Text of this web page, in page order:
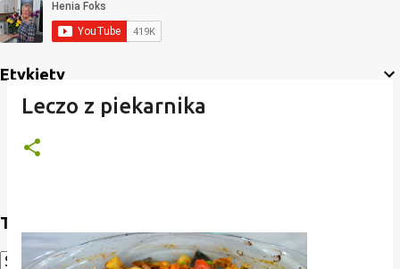
Etykiety
Translate
Leczo z piekarnika